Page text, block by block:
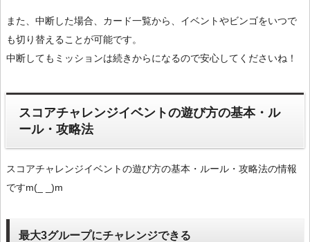
また、中断した場合、カード一覧から、イベントやビンゴをいつで
も切り替えることが可能です。
中断してもミッションは続きからになるので安心してくださいね！
スコアチャレンジイベントの遊び方の基本・ル
ール・攻略法
スコアチャレンジイベントの遊び方の基本・ルール・攻略法の情報
ですm(_ _)m
最大3グループにチャレンジできる